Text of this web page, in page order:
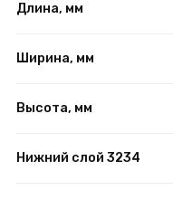
Длина, мм
Ширина, мм
Высота, мм
Нижний слой 3234